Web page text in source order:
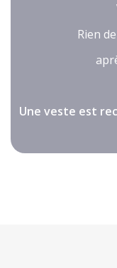
Rien
Une veste est